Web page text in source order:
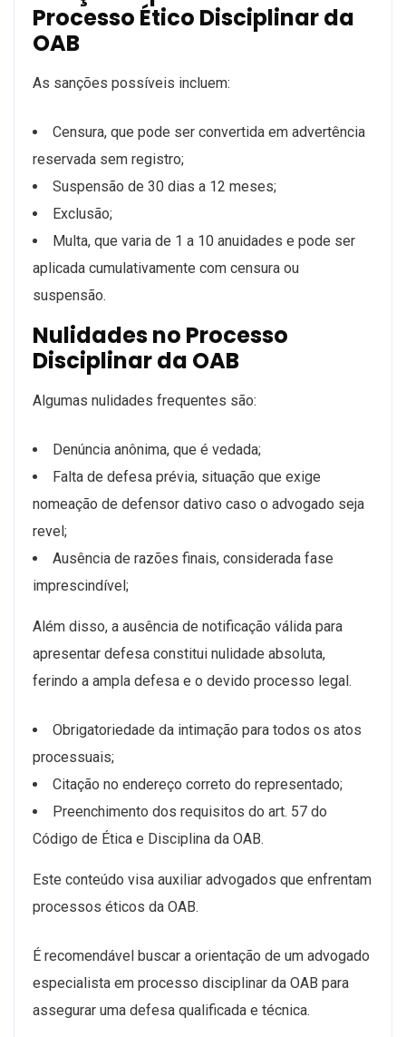
Processo Ético Disciplinar da
OAB
As sanções possíveis incluem:
Censura, que pode ser convertida em advertência
reservada sem registro;
Suspensão de 30 dias a 12 meses;
Exclusão;
Multa, que varia de 1 a 10 anuidades e pode ser
aplicada cumulativamente com censura ou
suspensão.
Nulidades no Processo
Disciplinar da OAB
Algumas nulidades frequentes são:
Denúncia anônima, que é vedada;
Falta de defesa prévia, situação que exige
nomeação de defensor dativo caso o advogado seja
revel;
Ausência de razões finais, considerada fase
imprescindível;
Além disso, a ausência de notificação válida para
apresentar defesa constitui nulidade absoluta,
ferindo a ampla defesa e o devido processo legal.
Obrigatoriedade da intimação para todos os atos
processuais;
Citação no endereço correto do representado;
Preenchimento dos requisitos do art. 57 do
Código de Ética e Disciplina da OAB.
Este conteúdo visa auxiliar advogados que enfrentam
processos éticos da OAB.
É recomendável buscar a orientação de um advogado
especialista em processo disciplinar da OAB para
assegurar uma defesa qualificada e técnica.